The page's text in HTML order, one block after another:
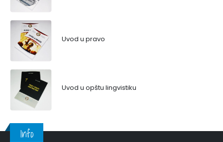
Uvod u pravo
Uvod u opštu lingvistiku
Info